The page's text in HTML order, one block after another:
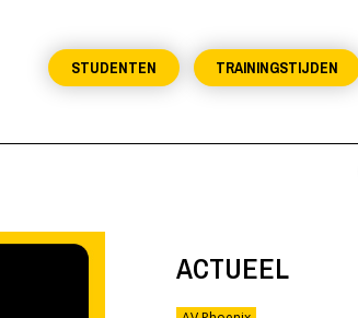
TRAININGSTIJDEN
STUDENTEN
ACTUEEL